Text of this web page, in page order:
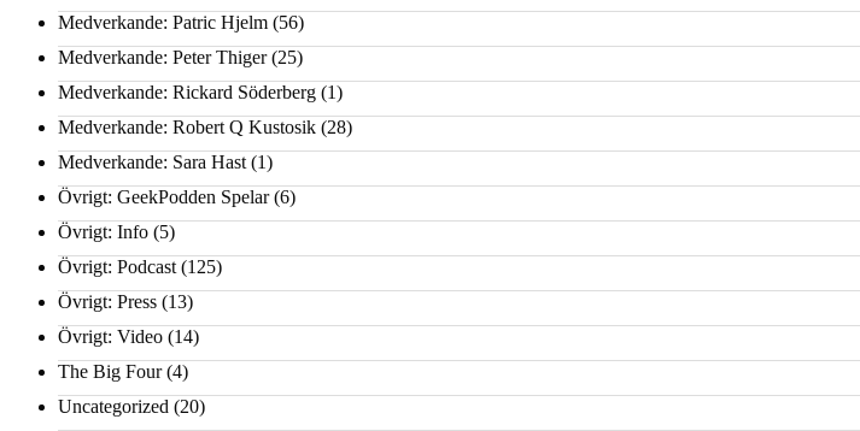
Medverkande: Patric Hjelm (56)
Medverkande: Peter Thiger(25)
Medverkande: Rickard Söderberg (1)
Medverkande: Robert Q Kustosik (28)
Medverkande: Sara Hast (1)
Övrigt: GeekPodden Spelar(6)
Övrigt: Info (5)
Övrigt: Podcast (125)
Övrigt: Press (13)
Övrigt: Video (14)
The Big Four(4)
Uncategorized (20)